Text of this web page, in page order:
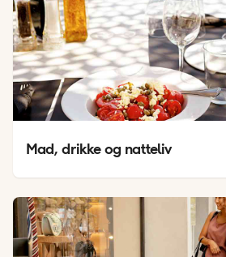
Mad, drikke og natteliv